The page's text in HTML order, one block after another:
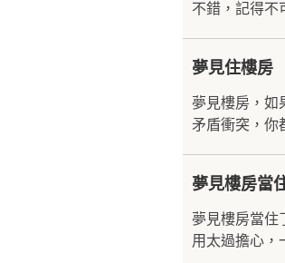
不錯，記得不
夢見住樓房
夢見樓房，如
矛盾衝突，你
夢見樓房當
夢見樓房當住
用太過擔心，